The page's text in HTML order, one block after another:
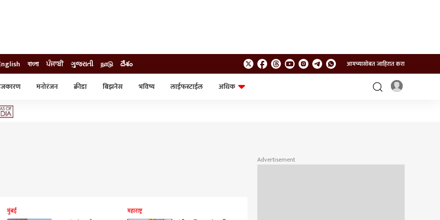
বাংলা ਪੰਜਾਬੀ ગુજરાતી நாடு దేశం आमच्यासोबत जाहिरात करा
मनोरंजन क्रीडा बिझनेस भविष्य लाईफस्टाईल
अधिक
मुंबई महाराष्ट्र
Advertisement